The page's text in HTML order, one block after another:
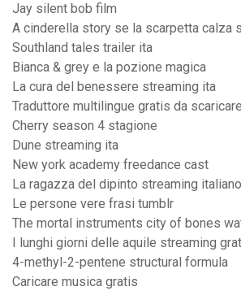
Jay silent bob film
A cinderella story se la scarpetta calza
Southland tales trailer ita
Bianca & grey e la pozione magica
La cura del benessere streaming ita
Traduttore multilingue gratis da scaricare
Cherry season 4 stagione
Dune streaming ita
New york academy freedance cast
La ragazza del dipinto streaming italiano
Le persone vere frasi tumblr
The mortal instruments city of bones
I lunghi giorni delle aquile streaming
4-methyl-2-pentene structural formula
Caricare musica gratis